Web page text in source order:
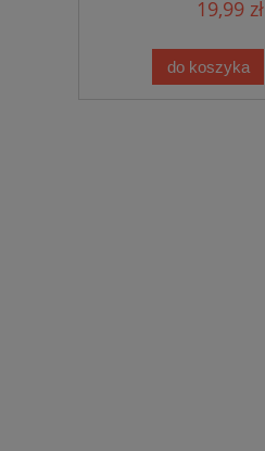
19,99 zł
do koszyka